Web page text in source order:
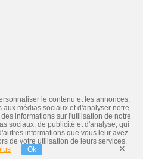
le contenu et les annonces,
médias sociaux et d'analyser notre
informations sur l'utilisation de notre
sociaux, de publicité et d'analyse, qui
informations que vous leur avez
de votre utilisation de leurs services.
Ok ×